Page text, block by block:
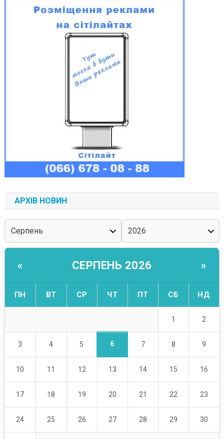
АРХІВ НОВИН
« СЕРПЕНЬ 2026 »
ПН ВТ СР ЧТ ПТ СБ НД
1 2
3 4 5 6 7 8 9
10 11 12 13 14 15 16
17 18 19 20 21 22 23
24 25 26 27 28 29 30